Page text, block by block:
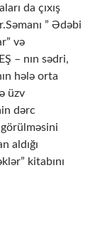
da çıxış
” Ədəbi
və
– nın sədri,
hələ orta
üzv
dərc
aldığı
kitabını